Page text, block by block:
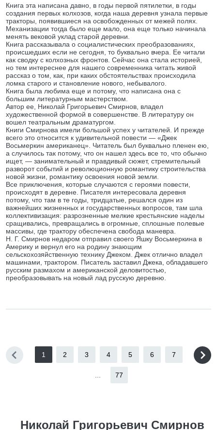
Книга эта написана давно, в годы первой пятилетки, в годы
создания первых колхозов, когда наша деревня узнала первые
тракторы, появившиеся на освобожденных от межей полях.
Механизации тогда было еще мало, она еще только начинала
менять вековой уклад старой деревни.
Книга рассказывала о социалистических преобразованиях,
происшедших если не сегодня, то буквально вчера. Ее читали
как сводку с колхозных фронтов. Сейчас она стала историей,
но тем интереснее для нашего современника читать живой
рассказ о том, как, при каких обстоятельствах происходила
ломка старого и становление нового, небывалого.
Книга была любима еще и потому, что написана она с
большим литературным мастерством.
Автор ее, Николай Григорьевич Смирнов, владел
художественной формой в совершенстве. В литературу он
вошел театральным драматургом.
Книги Смирнова имели большой успех у читателей. И прежде
всего это относится к удивительной повести — «Джек
Восьмеркин американец». Читатель был буквально пленен ею,
а случилось так потому, что он нашел здесь все то, что обычно
ищет, — занимательный и правдивый сюжет, стремительный
разворот событий и революционную романтику строительства
новой жизни, романтику освоения новой земли.
Все приключения, которые случаются с героями повести,
происходят в деревне. Писателя интересовала деревня
потому, что там в те годы, тридцатые, решался один из
важнейших жизненных и государственных вопросов, там шла
коллективизация: разрозненные мелкие крестьянские наделы
сращивались, превращались в огромные, сплошные полевые
массивы, где трактору обеспечена свобода маневра.
Н. Г. Смирнов недаром отправил своего Яшку Восьмеркина в
Америку и вернул его на родину знающим
сельскохозяйственную технику Джеком. Джек отлично владел
машинами, трактором. Писатель заставил Джека, обладавшего
русским размахом и американской деловитостью,
преобразовывать на новый лад русскую деревню.
1 2 3 4 5 6 7
77
Николай Григорьевич Смирнов